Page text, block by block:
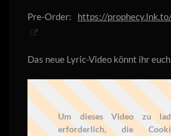
Pre-Order: https://
Das neue Lyric-Video könnt ihr
Um dieses Video zu
erforderlich, die